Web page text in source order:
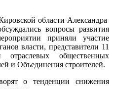
области Александра
вопросы развития
приняли участие
власти, представители 11
общественных
и Объединения строителей.
о тенденции снижения